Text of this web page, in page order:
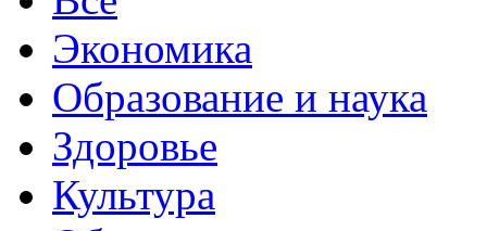
Экономика
Образование и наука
Здоровье
Культура